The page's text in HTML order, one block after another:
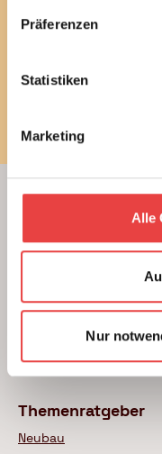
Präferenzen
Statistiken
Marketing
Alle
Nur
Unterstützung beim
Kauf einer
Modernisierung von
Das BSB Beratungsnetz
Themenratgeber
Neubau